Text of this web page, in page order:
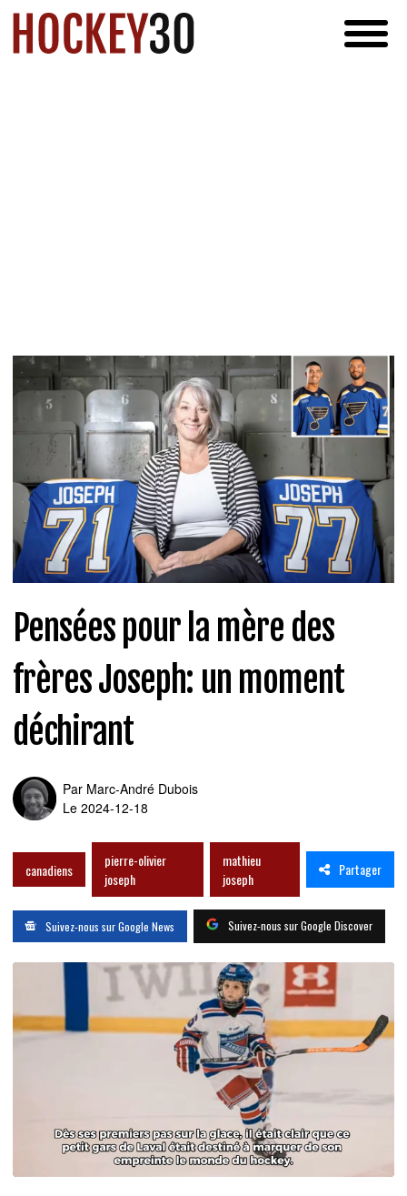
Pensées pour la mère des
frères Joseph: un moment
déchirant
Par Marc-André Dubois
Le 2024-12-18
canadiens
pierre-olivier
joseph
mathieu
joseph
Partager
Suivez-nous sur Google News Suivez-nous sur Google Discover